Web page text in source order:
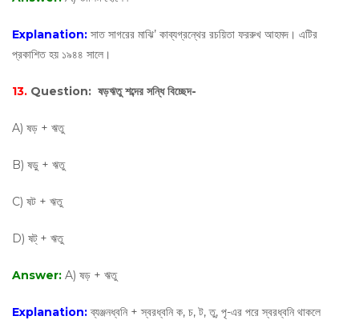
Explanation: সাত সাগরের মাঝি’ কাব্যগ্রন্থের রচয়িতা ফররুখ আহমদ। এটির
প্রকাশিত হয় ১৯৪৪ সালে।
13. Question: ষড়ঋতু শব্দের সন্ধি বিচ্ছেদ-
A) ষড় + ঋতু
B) ষড়ু + ঋতু
C) ষট + ঋতু
D) ষট্‌ + ঋতু
Answer: A) ষড় + ঋতু
Explanation:ব্যঞ্জনধ্বনি + স্বরধ্বনি ক, চ, ট, তু, পৃ-এর পরে স্বরধ্বনি থাকলে